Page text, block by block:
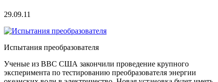
29.09.11
Испытания преобразователя
Ученые из ВВС США закончили проведение крупного
эксперимента по тестированию преобразователя энергии